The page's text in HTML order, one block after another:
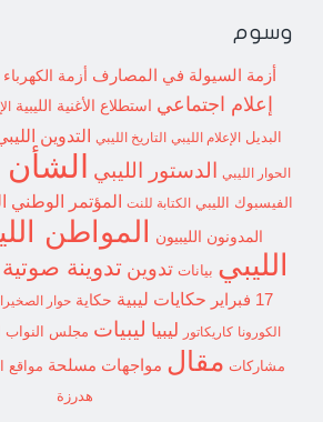
وسوم
أزمة السيولة في المصارف أزمة
إعلام اجتماعي استطلاع الأغنية الليبية
البديل الإعلام الليبي التاريخ الليبي التدوين
الحوار الليبي الدستور الليبي الشأن
الفيسبوك الليبي الكتابة للنت المؤتمر الوطني
المدونون الليبيون المواطن
الليبي بيانات تدوين تدوينة صوتية
17 فبراير
حكايات ليبية حكاية حوار
الكورونا كاريكاتور ليبيا ليبيات مجلس النواب
مشاركات مقال مواجهات مسلحة مواقع
هدرزة